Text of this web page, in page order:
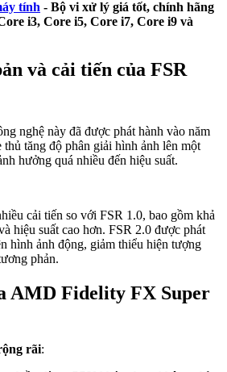
tính - Bộ vi xử lý giá tốt, chính hãng
i3, Core i5, Core i7, Core i9 và
và cải tiến của FSR
nghệ này đã được phát hành vào năm
thủ tăng độ phân giải hình ảnh lên một
hưởng quá nhiều đến hiệu suất.
cải tiến so với FSR 1.0, bao gồm khả
hiệu suất cao hơn. FSR 2.0 được phát
hình ảnh động, giảm thiểu hiện tượng
phản.
AMD Fidelity FX Super
rãi: